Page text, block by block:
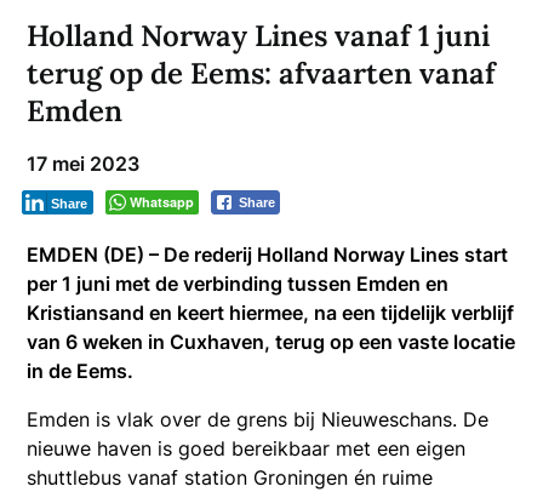
Holland Norway Lines vanaf 1 juni
terug op de Eems: afvaarten vanaf
Emden
17 mei 2023
Whatsapp Share
Share
EMDEN (DE) – De rederij Holland Norway Lines start
per 1 juni met de verbinding tussen Emden en
Kristiansand en keert hiermee, na een tijdelijk verblijf
van 6 weken in Cuxhaven, terug op een vaste locatie
in de Eems.
Emden is vlak over de grens bij Nieuweschans. De
nieuwe haven is goed bereikbaar met een eigen
shuttlebus vanaf station Groningen én ruime